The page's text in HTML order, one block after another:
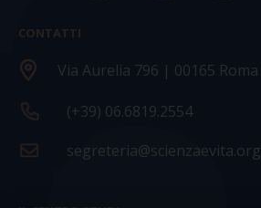
CONTATTI
Via Aurelia 796 | 00165 Roma
(+39) 06.6819.2554
segreteria@scienzaevita.org